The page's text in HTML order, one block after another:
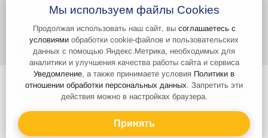
Задать вопрос Контакты
Интернет-сайт носит информационный характер и не является
публичной офертой, которая определяется положениями статьи 437
Гражданского кодекса РФ. Информация о характеристиках и
стоимости товаров, указанных на сайте, условия доставки может
быть изменена в одностороннем порядке. Информация по ценам,
может отличаться от фактической, к моменту оформления заказа.
Мы используем файлы Cookies
Продолжая использовать наш сайт, вы соглашаетесь с
условиями обработки cookie-файлов и пользовательских
данных с помощью Яндекс.Метрика, необходимых для
аналитики и улучшения качества работы сайта и сервиса
Уведомление, а также принимаете условия Политики в
отношении обработки персональных данных. Запретить эти
действия можно в настройках браузера.
Принять